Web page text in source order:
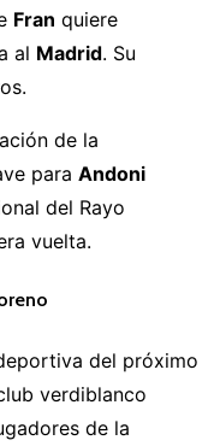
Fran quiere
al Madrid. Su
de la
para Andoni
del Rayo
vuelta.
del próximo
verdiblanco
de la